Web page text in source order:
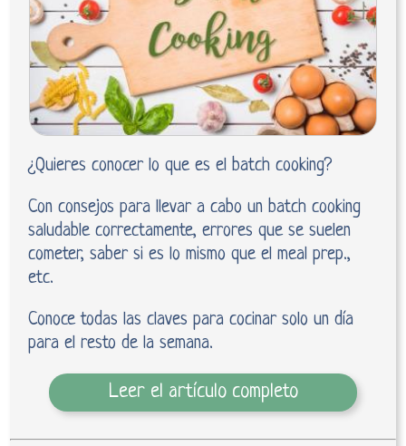
¿Quieres conocer lo que es el batch cooking?
Con consejos para llevar a cabo un batch cooking
saludable correctamente, errores que se suelen
cometer, saber si es lo mismo que el meal prep.,
etc.
Conoce todas las claves para cocinar solo un día
para el resto de la semana.
Leer el artículo completo